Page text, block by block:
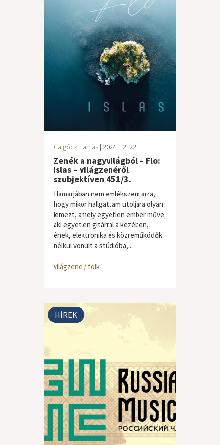
Galgóczi Tamás | 2024. 12. 22.
Zenék a nagyvilágból – Flo:
Islas – világzenéről
szubjektíven 451/3.
Hamarjában nem emlékszem arra,
hogy mikor hallgattam utoljára olyan
lemezt, amely egyetlen ember műve,
aki egyetlen gitárral a kezében,
ének, elektronika és közreműködők
nélkül vonult a stúdióba,...
világzene / folk
HÍREK